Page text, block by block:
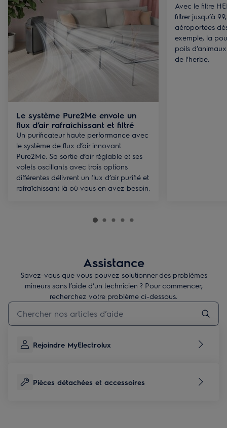
Le système Pure2Me envoie un
flux d’air rafraîchissant et filtré
Un purificateur haute performance avec
le système de flux d’air innovant
Pure2Me. Sa sortie d’air réglable et ses
volets oscillants avec trois options
différentes délivrent un flux d’air purifié et
rafraîchissant là où vous en avez besoin.
Avec le filtre
filtrer jusqu’à
aéroportées
exemple, la
poils
de l’herbe.
Assistance
Savez-vous que vous pouvez solutionner des problèmes
mineurs sans l’aide d’un technicien ? Pour commencer,
recherchez votre problème ci-dessous.
Taper pour rechercher des articles de conseils
Rejoindre MyElectrolux
Pièces détachées et accessoires